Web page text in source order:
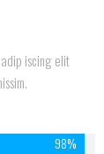
iscing elit
98%